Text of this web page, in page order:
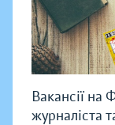
Вакансії на
журналіста